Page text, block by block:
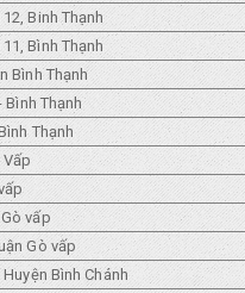
Binh Thạnh
Bình Thạnh
Bình Thạnh
Thạnh
Thạnh
Vấp
vấp
Gò vấp
Bình Chánh